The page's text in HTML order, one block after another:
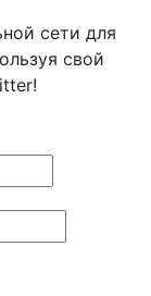
сети для
свой